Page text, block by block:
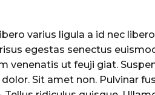
ibero varius ligula a id nec
risus egestas senectus
venenatis ut feuji giat.
Sit amet non. Pulvinar